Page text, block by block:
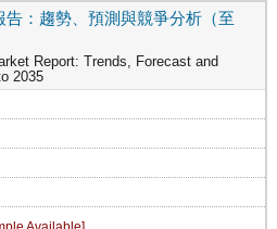
告：趨勢、預測與競爭分析（至
Report: Trends, Forecast and
2035